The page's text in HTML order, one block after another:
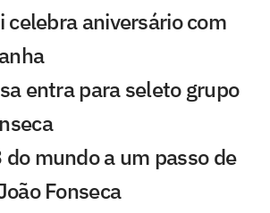
celebra aniversário com
entra para seleto grupo
mundo a um passo de
Fonseca